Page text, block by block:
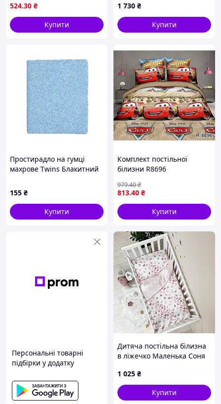
524.30 ₴
Купити
1 730 ₴
Купити
Простирадло на гумці
махрове Twins Блакитний
155 ₴
Купити
Комплект постільної
білизни R8696
813.40 ₴
979.40₴
Купити
Персональні товарні
підбірки у додатку
Дитяча постільна білизна
в ліжечко Маленька Соня
Рожевий 03107222
1 025 ₴
Купити